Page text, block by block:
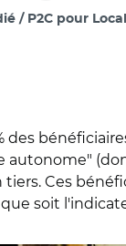
/ P2C pour
tiers. Ces
soit de